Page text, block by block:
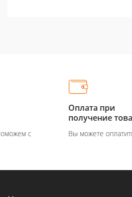
получение товара
Вы можете оплатить товар на